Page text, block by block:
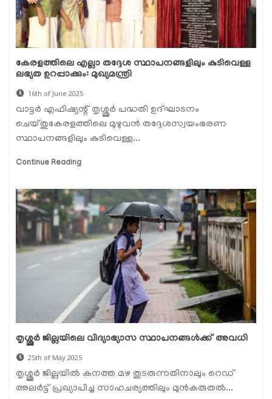
കേരളത്തിലെ എല്ലാ തദ്ദേശ സ്ഥാപനങ്ങളിലും കുടിവെള്ള
ലഭ്യത ഉറപ്പാക്കും: മുഖ്യമന്ത്രി
16th of June 2025
വാട്ടർ എഫിഷ്യന്റ് തൃശ്ശൂർ പദ്ധതി ഉദ്ഘാടനം
ചെയ്തുകേരളത്തിലെ മുഴുവൻ തദ്ദേശസ്വയംഭരണ
സ്ഥാപനങ്ങളിലും കുടിവെള്ള...
Continue Reading
തൃശ്ശൂര്‍ ജില്ലയിലെ വിദ്യാഭ്യാസ സ്ഥാപനങ്ങള്‍ക്ക് അവധി
25th of May 2025
തൃശ്ശൂര്‍ ജില്ലയില്‍ കനത്ത മഴ തുടരുന്നതിനാലും റെഡ്
അലർട്ട് പ്രഖ്യാപിച്ച സാഹചര്യത്തിലും മുന്‍കരുതല്‍...